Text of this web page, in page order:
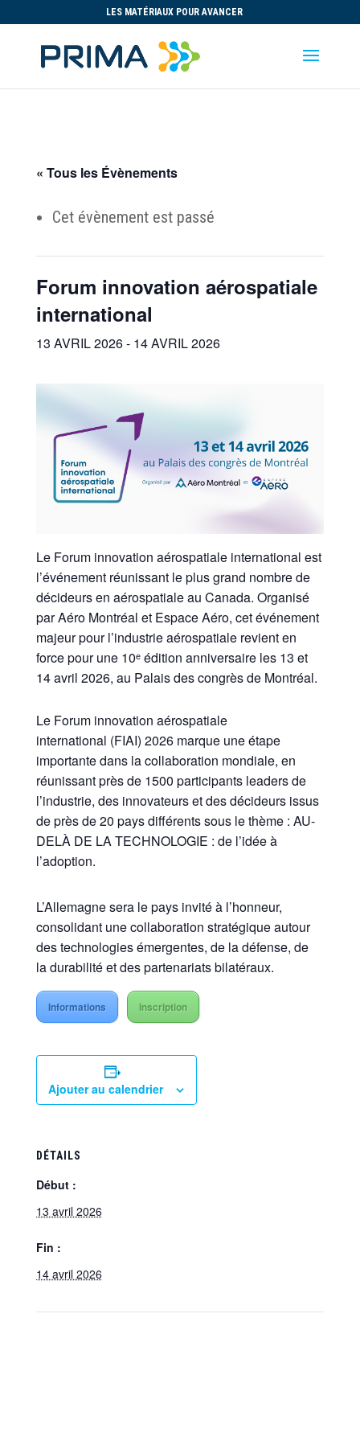
LES MATÉRIAUX POUR AVANCER
« Tous les Évènements
Cet évènement est passé
Forum innovation aérospatiale
international
13 AVRIL 2026- 14 AVRIL 2026
Le Forum innovation aérospatiale international est
l’événement réunissant le plus grand nombre de
décideurs en aérospatiale au Canada. Organisé
par Aéro Montréal et Espace Aéro, cet événement
majeur pour l’industrie aérospatiale revient en
force pour une 10ᵉ édition anniversaire les 13 et
14 avril 2026, au Palais des congrès de Montréal.
Le Forum innovation aérospatiale
international (FIAI) 2026 marque une étape
importante dans la collaboration mondiale, en
réunissant près de 1500 participants leaders de
l’industrie, des innovateurs et des décideurs issus
de près de 20 pays différents sous le thème : AU-
DELÀ DE LA TECHNOLOGIE : de l’idée à
l’adoption.
L’Allemagne sera le pays invité à l’honneur,
consolidant une collaboration stratégique autour
des technologies émergentes, de la défense, de
la durabilité et des partenariats bilatéraux.
Informations Inscription
Ajouter au calendrier
DÉTAILS
Début :
13 avril 2026
Fin :
14 avril 2026